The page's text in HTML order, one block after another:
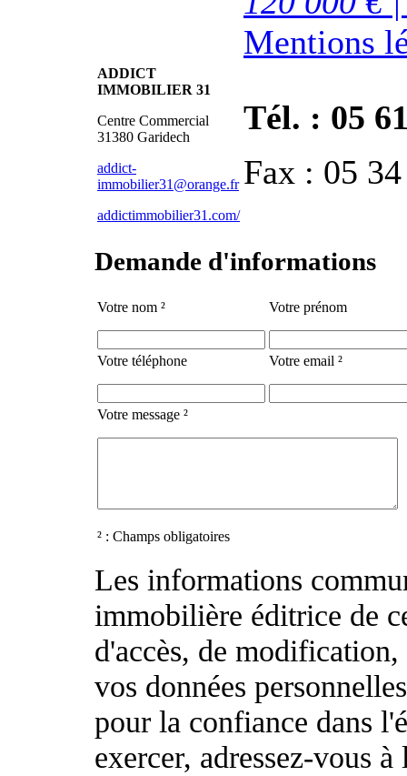
Mentions
ADDICT
IMMOBILIER 31
Centre Commercial
31380 Garidech
addict-
immobilier31@orange.fr
addictimmobilier31.com/
Tél. : 05
Fax : 05
Demande d'informations
Votre nom ² Votre prénom
Votre téléphone Votre email ²
Votre message ²
² : Champs obligatoires
Les informations
immobilière éditrice de
d'accès, de
vos données
pour la confiance dans
exercer, adressez-vous à